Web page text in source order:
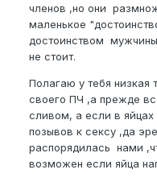
членов ,но они
маленькое
достоинством
не стоит.
Полагаю у тебя низкая
своего ПЧ ,а прежде
сливом, а если в яйцах
позывов к сексу ,да
распорядилась нами
возможен если яйца